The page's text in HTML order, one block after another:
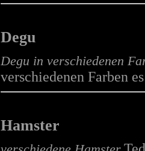
Degu
Degu in verschiedenen
verschiedenen Farben
Hamster